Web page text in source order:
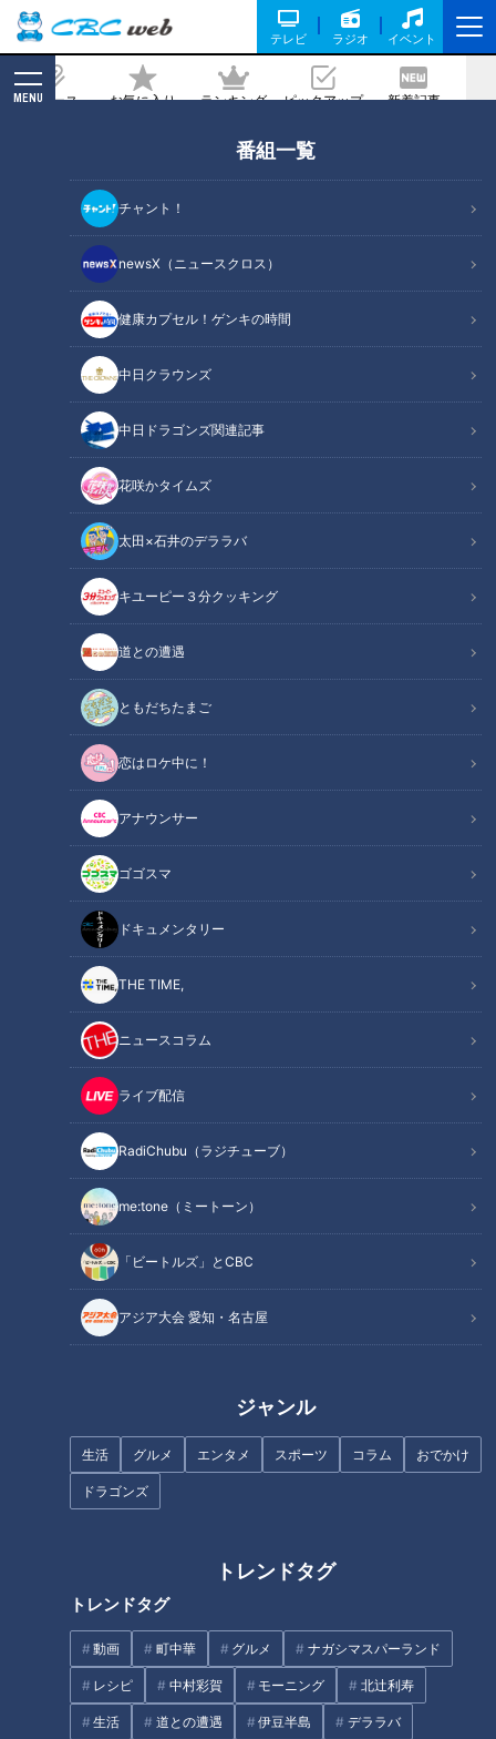
テレビ ラジオ イベント
ニュース お気に入り ランキング ピックアップ 新着記事
MENU
番組一覧
チャント！
newsX（ニュースクロス）
健康カプセル！ゲンキの時間
中日クラウンズ
中日ドラゴンズ関連記事
花咲かタイムズ
太田×石井のデララバ
キユーピー３分クッキング
道との遭遇
ともだちたまご
恋はロケ中に！
アナウンサー
ゴゴスマ
ドキュメンタリー
THE TIME,
ニュースコラム
ライブ配信
RadiChubu（ラジチューブ）
me:tone（ミートーン）
「ビートルズ」とCBC
アジア大会 愛知・名古屋
ジャンル
生活 グルメ エンタメ スポーツ コラム おでかけ
ドラゴンズ
トレンドタグ
トレンドタグ
動画 町中華 グルメ ナガシマスパーランド
レシピ 中村彩賀 モーニング 北辻利寿
生活 道との遭遇 伊豆半島 デララバ
点火する『青いアレ』の謎に迫る シェア
6割強の会社「青はほぼ当社の物」
記事に戻る
CBCテレビ『ちょい足し』
この記事の画像
この記事を見たあなたへのおすすめ
名古屋で甘いいちごのパスタが
注文できる「喫茶マウンテ
ン」。デカ盛りメニューもぜひ
「登頂」して！
藤井聡太五冠も食べた「ぴより
ん」が累計販売数200万ぴよ突
破 新商品も発売
40本のエビフライをタワー
フランス人は菓子店「シャトレ
ーゼ」の店名に顔を赤らめる？
メニューの種類は200以上！？
全て500円の「やりすぎモーニ
ング」に驚愕！東海3県の驚き